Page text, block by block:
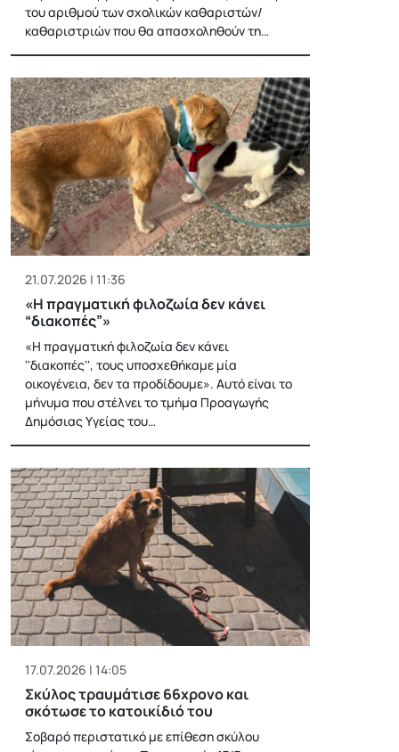
του αριθμού των σχολικών καθαριστών/
καθαριστριών που θα απασχοληθούν τη…
21.07.2026 | 11:36
«H πραγματική φιλοζωία δεν κάνει
“διακοπές”»
«H πραγματική φιλοζωία δεν κάνει
''διακοπές'', τους υποσχεθήκαμε μία
οικογένεια, δεν τα προδίδουμε». Αυτό είναι το
μήνυμα που στέλνει το τμήμα Προαγωγής
Δημόσιας Υγείας του…
17.07.2026 | 14:05
Σκύλος τραυμάτισε 66χρονο και
σκότωσε το κατοικίδιό του
Σοβαρό περιστατικό με επίθεση σκύλου